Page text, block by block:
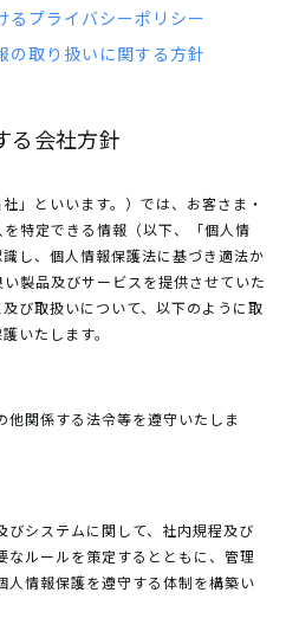
るプライバシーポリシー
の取り扱いに関する方針
る会社方針
」といいます。）では、お客さま・
特定できる情報（以下、「個人情
し、個人情報保護法に基づき適法か
製品及びサービスを提供させていた
び取扱いについて、以下のように取
いたします。
他関係する法令等を遵守いたしま
びシステムに関して、社内規程及び
なルールを策定するとともに、管理
人情報保護を遵守する体制を構築い